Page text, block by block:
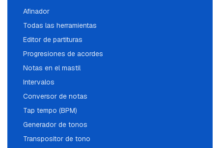
Afinador
Todas las herramientas
Editor de partituras
Progresiones de acordes
Notas en el mastil
Intervalos
Conversor de notas
Tap tempo (BPM)
Generador de tonos
Transpositor de tono